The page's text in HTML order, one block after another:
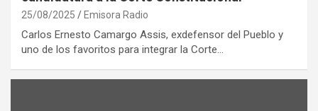
25/08/2025 Emisora Radio
Carlos Ernesto Camargo Assis, exdefensor del Pueblo y
uno de los favoritos para integrar la Corte…